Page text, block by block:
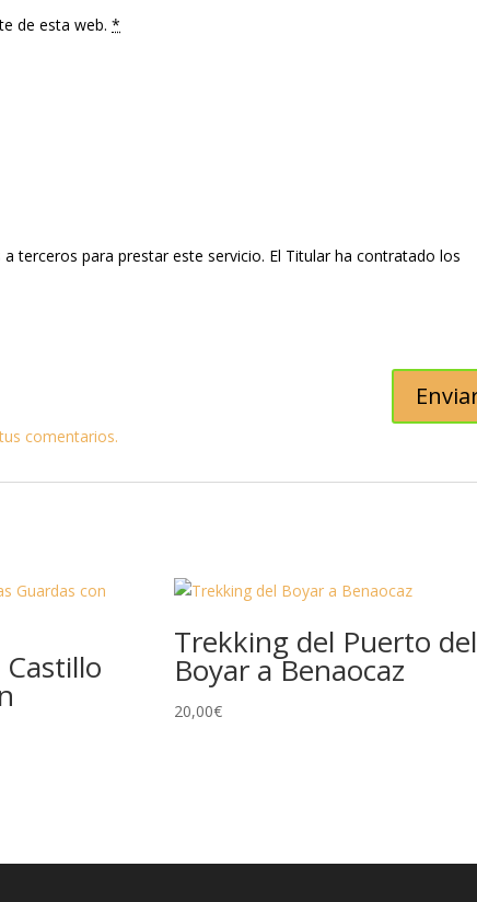
de esta web.*
terceros para prestar este servicio. El Titular ha contratado los
comentarios.
Trekking del Puerto del
Boyar a Benaocaz
20,00€